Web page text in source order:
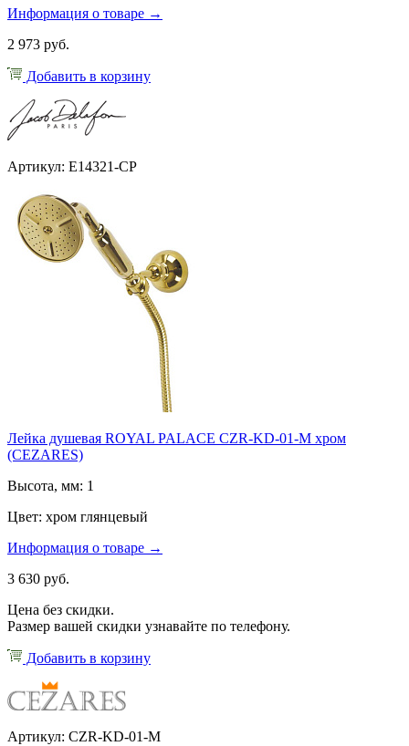
Информация о товаре →
2 973 руб.
Добавить в корзину
Артикул: E14321-CP
Лейка душевая ROYAL PALACE CZR-KD-01-M хром
(CEZARES)
Высота, мм: 1
Цвет: хром глянцевый
Информация о товаре →
3 630 руб.
Цена без скидки.
Размер вашей скидки узнавайте по телефону.
Добавить в корзину
Артикул: CZR-KD-01-M